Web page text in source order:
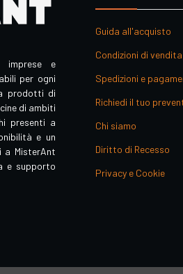
imprese e
per ogni
prodotti di
di ambiti
presenti a
e un
a MisterAnt
e supporto
Guida all'acquisto
Condizioni di vendita
Spedizioni e
Richiedi il tuo
Chi siamo
Diritto di Recesso
Privacy e Cookie